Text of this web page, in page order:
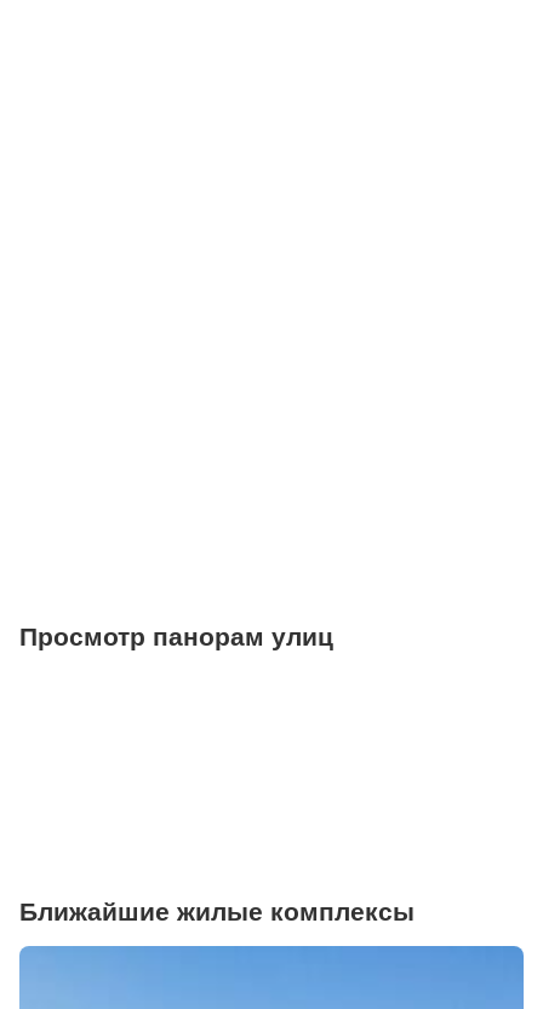
Просмотр панорам улиц
Ближайшие жилые комплексы